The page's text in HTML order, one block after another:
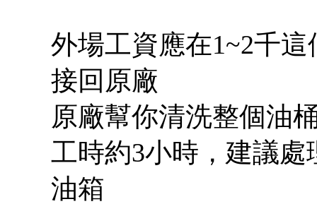
外場工資應在1~2千
接回原廠
原廠幫你清洗整個油
工時約3小時，建議
油箱